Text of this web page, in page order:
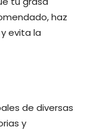
haz
evita la
de diversas
y